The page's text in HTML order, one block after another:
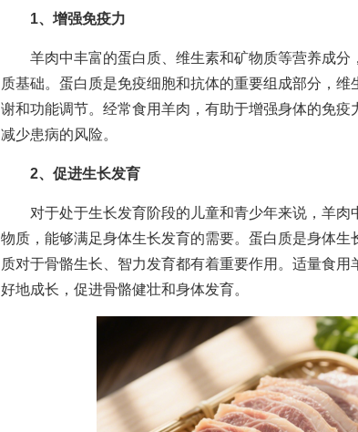
1、增强免疫力
羊肉中丰富的蛋白质、维生素和矿物质等营养成分
质基础。蛋白质是免疫细胞和抗体的重要组成部分，
谢和功能调节。经常食用羊肉，有助于增强身体的免疫
减少患病的风险。
2、促进生长发育
对于处于生长发育阶段的儿童和青少年来说，羊肉
物质，能够满足身体生长发育的需要。蛋白质是身体生
质对于骨骼生长、智力发育都有着重要作用。适量食
好地成长，促进骨骼健壮和身体发育。